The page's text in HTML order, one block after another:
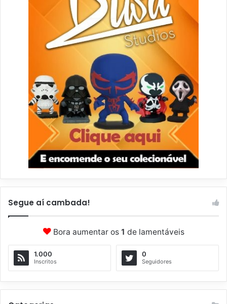
Segue aí cambada!
Bora aumentar os 1 de lamentáveis
1.000
Inscritos
0
Seguidores